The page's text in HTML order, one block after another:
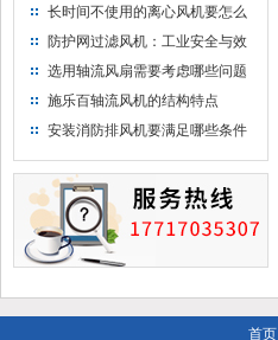
领域分析
长时间不使用的离心风机要怎么
维护呢？
防护网过滤风机：工业安全与效
率的守护者
选用轴流风扇需要考虑哪些问题
施乐百轴流风机的结构特点
安装消防排风机要满足哪些条件
首页